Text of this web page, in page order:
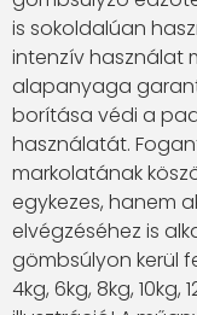
is sokoldalúan
intenzív használat
alapanyaga
borítása védi a
használatát.
markolatának
egykezes, hanem
elvégzéséhez is
gömbsúlyon kerül
4kg, 6kg, 8kg, 10kg,